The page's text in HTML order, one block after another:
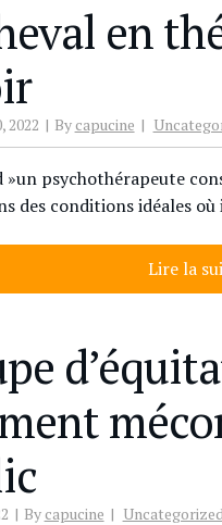
en
2022 Bycapucine
»un psychothérapeute
des conditions idéales
Lire la
Bycapucine Uncategorized